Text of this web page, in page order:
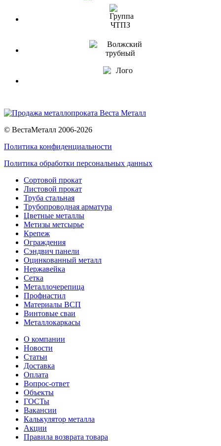
© ВестаМеталл 2006-2026
Политика конфиденциальности
Политика обработки персональных данных
Сортовой прокат
Листовой прокат
Труба стальная
Трубопроводная арматура
Цветные металлы
Метизы метсырье
Крепеж
Ограждения
Сэндвич панели
Оцинкованный металл
Нержавейка
Сетка
Металлочерепица
Профнастил
Материалы ВСП
Винтовые сваи
Металлокаркасы
О компании
Новости
Статьи
Доставка
Оплата
Вопрос-ответ
Объекты
ГОСТы
Вакансии
Калькулятор металла
Акции
Правила возврата товара